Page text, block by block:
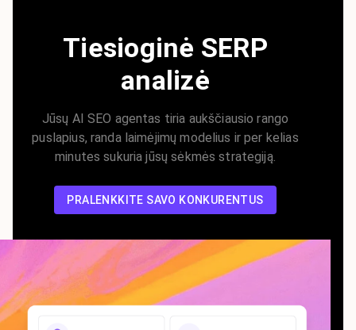
Tiesioginė SERP
analizė
Jūsų AI SEO agentas tiria aukščiausio rango
puslapius, randa laimėjimų modelius ir per kelias
minutes sukuria jūsų sėkmės strategiją.
PRALENKKITE SAVO KONKURENTUS